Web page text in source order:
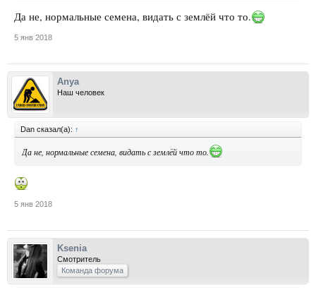
Да не, нормальные семена, видать с землёй что то.
5 янв 2018
Anya
Наш человек
Dan сказал(а): ↑
Да не, нормальные семена, видать с землёй что то.
5 янв 2018
Ksenia
Смотритель
Команда форума